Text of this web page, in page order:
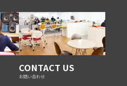
CONTACT US
お問い合わせ